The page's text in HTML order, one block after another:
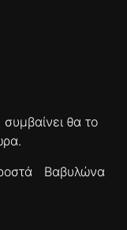
θα το
Βαβυλώνα